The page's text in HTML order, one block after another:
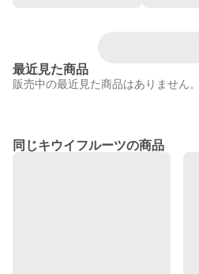
最近見た商品
販売中の最近見た商品はありません。
同じキウイフルーツの商品